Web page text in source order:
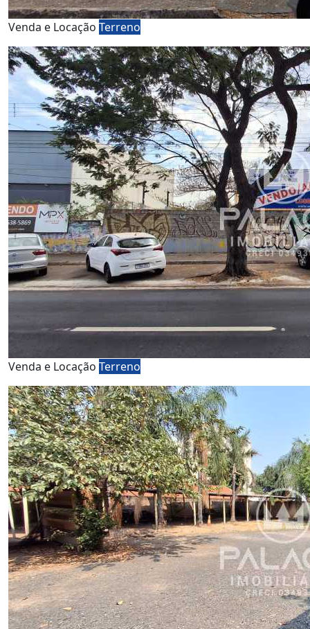
Venda e Locação Terreno
Venda e Locação Terreno